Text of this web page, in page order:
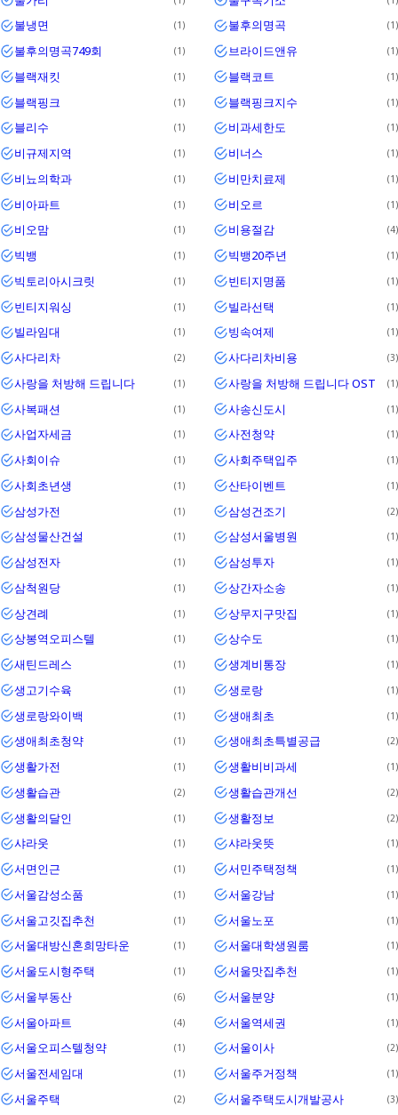
불냉면 1 불후의명곡 1
불후의명곡749회 1 브라이드앤유 1
블랙재킷 1 블랙코트 1
블랙핑크 1 블랙핑크지수 1
블리수 1 비과세한도 1
비규제지역 1 비너스 1
비뇨의학과 1 비만치료제 1
비아파트 1 비오르 1
비오맘 1 비용절감 4
빅뱅 1 빅뱅20주년 1
빅토리아시크릿 1 빈티지명품 1
빈티지워싱 1 빌라선택 1
빌라임대 1 빙속여제 1
사다리차 2 사다리차비용 3
사랑을 처방해 드립니다 1 사랑을 처방해 드립니다 OST 1
사복패션 1 사송신도시 1
사업자세금 1 사전청약 1
사회이슈 1 사회주택입주 1
사회초년생 1 산타이벤트 1
삼성가전 1 삼성건조기 2
삼성물산건설 1 삼성서울병원 1
삼성전자 1 삼성투자 1
삼척원당 1 상간자소송 1
상견례 1 상무지구맛집 1
상봉역오피스텔 1 상수도 1
새틴드레스 1 생계비통장 1
생고기수육 1 생로랑 1
생로랑와이백 1 생애최초 1
생애최초청약 1 생애최초특별공급 2
생활가전 1 생활비비과세 1
생활습관 2 생활습관개선 2
생활의달인 1 생활정보 2
샤라웃 1 샤라웃뜻 1
서면인근 1 서민주택정책 1
서울감성소품 1 서울강남 1
서울고깃집추천 1 서울노포 1
서울대방신혼희망타운 1 서울대학생원룸 1
서울도시형주택 1 서울맛집추천 1
서울부동산 6 서울분양 1
서울아파트 4 서울역세권 1
서울오피스텔청약 1 서울이사 2
서울전세임대 1 서울주거정책 1
서울주택 2 서울주택도시개발공사 3